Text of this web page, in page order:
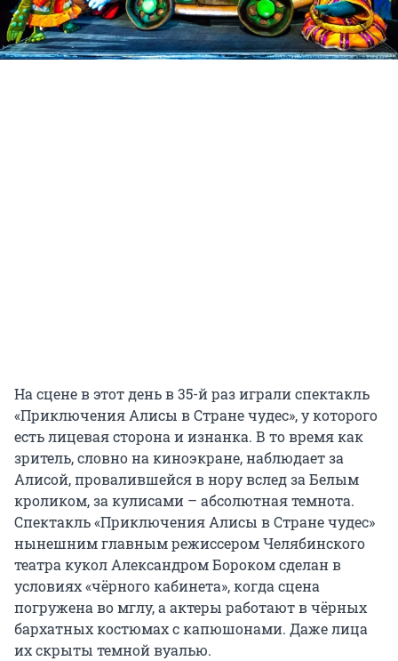
На сцене в этот день в 35-й раз играли спектакль
«Приключения Алисы в Стране чудес», у которого
есть лицевая сторона и изнанка. В то время как
зритель, словно на киноэкране, наблюдает за
Алисой, провалившейся в нору вслед за Белым
кроликом, за кулисами – абсолютная темнота.
Спектакль «Приключения Алисы в Стране чудес»
нынешним главным режиссером Челябинского
театра кукол Александром Бороком сделан в
условиях «чёрного кабинета», когда сцена
погружена во мглу, а актеры работают в чёрных
бархатных костюмах с капюшонами. Даже лица
их скрыты темной вуалью.